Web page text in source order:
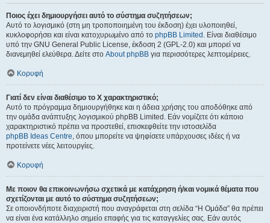
Ποιος έχει δημιουργήσει αυτό το σύστημα συζητήσεων;
Αυτό το λογισμικό (στη μη τροποποιημένη του έκδοση) έχει υλοποιηθεί,
κυκλοφορήσει και είναι κατοχυρωμένο από το phpBB Limited . Είναι διαθέσιμο
υπό την GNU General Public License, έκδοση 2 (GPL-2.0) και μπορεί να
διανεμηθεί ελεύθερα. Δείτε στο About phpBB για περισσότερες λεπτομέρειες.
Κορυφή
Γιατί δεν είναι διαθέσιμο το Χ χαρακτηριστικό;
Αυτό το πρόγραμμα δημιουργήθηκε και η άδεια χρήσης του αποδόθηκε από
την ομάδα ανάπτυξης λογισμικού phpBB Limited. Εάν νομίζετε ότι κάποιο
χαρακτηριστικό πρέπει να προστεθεί, επισκεφθείτε την ιστοσελίδα
phpBB Ideas Centre, όπου μπορείτε να ψηφίσετε υπάρχουσες ιδέες ή να
προτείνετε νέες λειτουργίες.
Κορυφή
Με ποιον θα επικοινωνήσω σχετικά με κατάχρηση ή/και νομικά θέματα που
σχετίζονται με αυτό το σύστημα συζητήσεων;
Σε οποιονδήποτε διαχειριστή που αναγράφεται στη σελίδα “Η Ομάδα” θα πρέπει
να είναι ένα κατάλληλο σημείο επαφής για τις καταγγελίες σας. Εάν αυτός